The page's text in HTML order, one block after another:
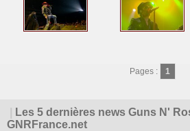
Pages : 1
Les 5 dernières news Guns N'
GNRFrance.net